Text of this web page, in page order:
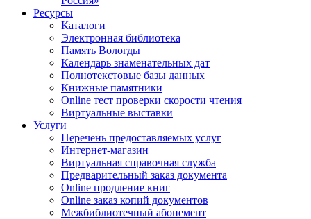
Ресурсы
Каталоги
Электронная библиотека
Память Вологды
Календарь знаменательных дат
Полнотекстовые базы данных
Книжные памятники
Online тест проверки скорости чтения
Виртуальные выставки
Услуги
Перечень предоставляемых услуг
Интернет-магазин
Виртуальная справочная служба
Предварительный заказ документа
Online продление книг
Online заказ копий документов
Межбиблиотечный абонемент